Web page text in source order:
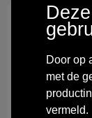
Overig
Door op
met de
vermeld.